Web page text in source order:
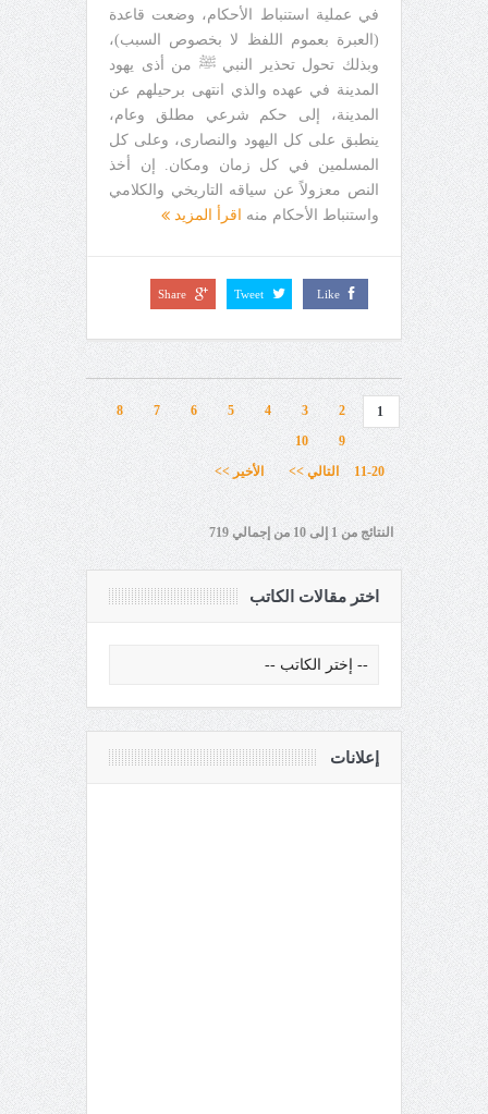
في عملية استنباط الأحكام، وضعت قاعدة
(العبرة بعموم اللفظ لا بخصوص السبب)،
وبذلك تحول تحذير النبي ﷺ من أذى يهود
المدينة في عهده والذي انتهى برحيلهم عن
المدينة، إلى حكم شرعي مطلق وعام،
ينطبق على كل اليهود والنصارى، وعلى كل
المسلمين في كل زمان ومكان. إن أخذ
النص معزولاً عن سياقه التاريخي والكلامي
واستنباط الأحكام منه
اقرأ المزيد
Like
Tweet
Share
1
2
3
4
5
6
7
8
9
10
11-20
التالي >> الأخير >>
النتائج من 1 إلى 10 من إجمالي 719
اختر مقالات الكاتب
إعلانات